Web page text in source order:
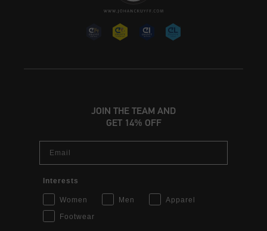
JOIN THE TEAM AND
GET 14% OFF
Interests
Women Men
Apparel
Footwear